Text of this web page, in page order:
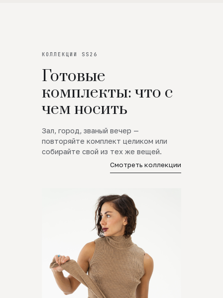
КОЛЛЕКЦИИ SS26
Готовые
комплекты: что с
чем носить
Зал, город, званый вечер —
повторяйте комплект целиком или
собирайте свой из тех же вещей.
Смотреть коллекции